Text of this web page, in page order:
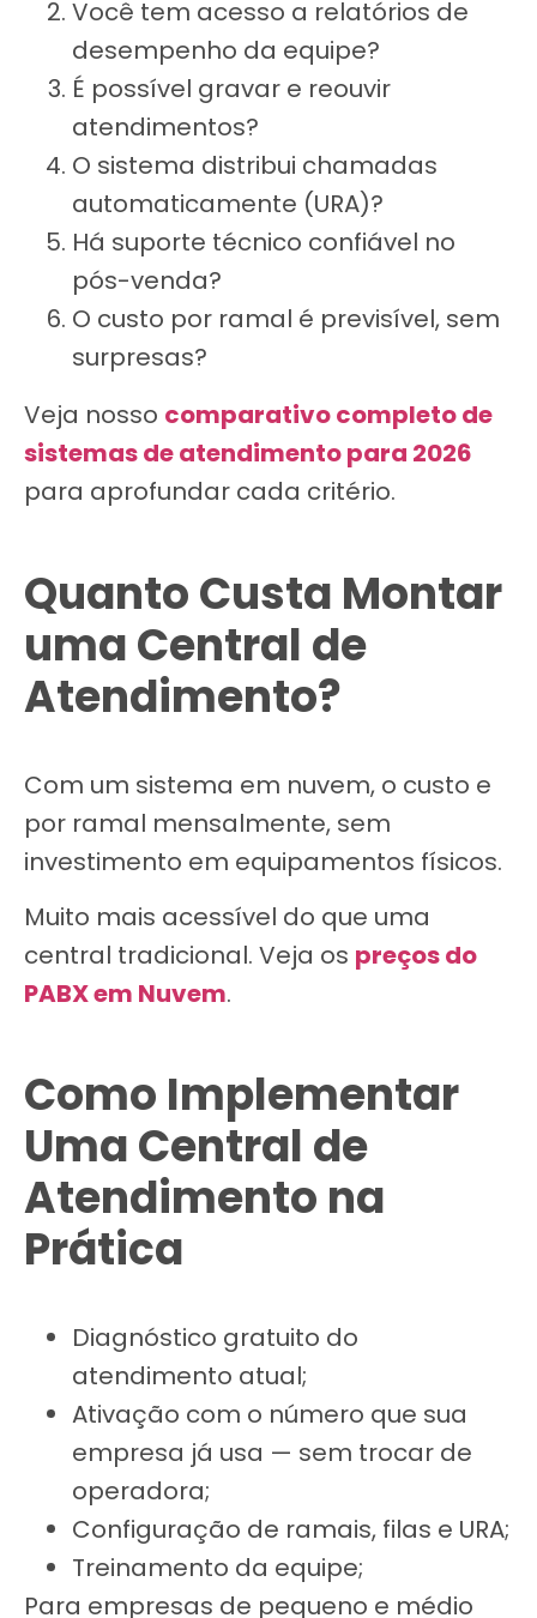
Você tem acesso a relatórios de
desempenho da equipe?
É possível gravar e reouvir
atendimentos?
O sistema distribui chamadas
automaticamente (URA)?
Há suporte técnico confiável no
pós-venda?
O custo por ramal é previsível, sem
surpresas?
Veja nosso comparativo completo de
sistemas de atendimento para 2026
para aprofundar cada critério.
Quanto Custa Montar
uma Central de
Atendimento?
Com um sistema em nuvem, o custo e
por ramal mensalmente, sem
investimento em equipamentos físicos.
Muito mais acessível do que uma
central tradicional. Veja os preços do
PABX em Nuvem.
Como Implementar
Uma Central de
Atendimento na
Prática
Diagnóstico gratuito do
atendimento atual;
Ativação com o número que sua
empresa já usa — sem trocar de
operadora;
Configuração de ramais, filas e URA;
Treinamento da equipe;
Para empresas de pequeno e médio